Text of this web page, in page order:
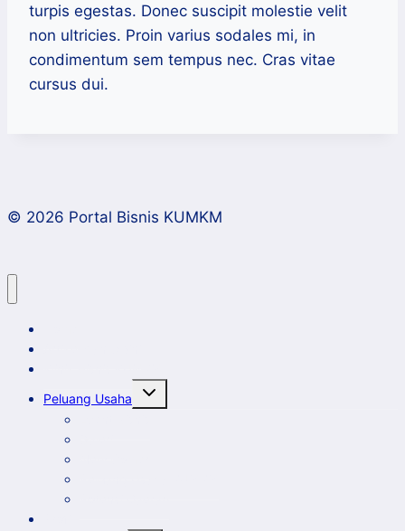
turpis egestas. Donec suscipit molestie velit
non ultricies. Proin varius sodales mi, in
condimentum sem tempus nec. Cras vitae
cursus dui.
© 2026 Portal Bisnis KUMKM
Peluang Usaha
Toggle